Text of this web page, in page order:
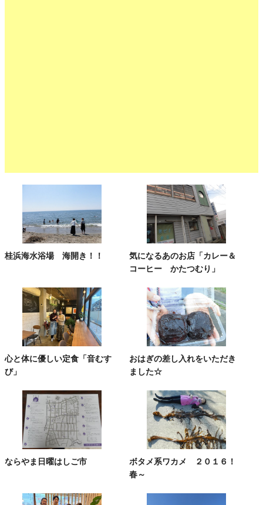
桂浜海水浴場 海開き！！
気になるあのお店「カレー＆
コーヒー かたつむり」
心と体に優しい定食「音むす
び」
おはぎの差し入れをいただき
ました☆
ならやま日曜はしご市
ボタメ系ワカメ ２０１６！
春～